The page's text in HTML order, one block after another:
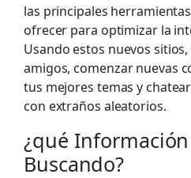
las principales
ofrecer para optimizar la
Usando estos nuevos
amigos, comenzar nuevas
tus mejores temas y
con extraños aleatorios.
¿qué Información
Buscando?